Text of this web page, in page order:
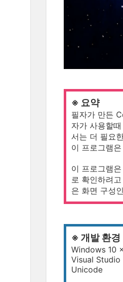
※ 요약
필자가 만든
자가 사용할
서는 더 필요
이 프로그램
이 프로그램
로 확인하려
은 화면 구성
※ 개발 환경
Windows 10
Visual
Unicode